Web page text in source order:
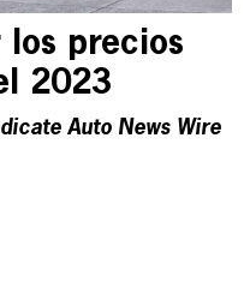
los precios
2023
Auto News Wire